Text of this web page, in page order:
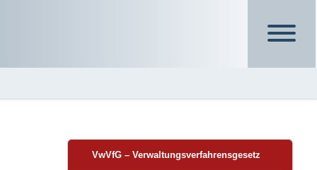
VwVfG – Verwaltungsverfahrensgesetz